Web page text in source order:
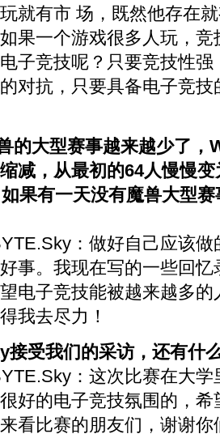
就有市 场，既然他存在
果一个游戏很多人玩，
子竞技呢？只要竞技性
对抗，只要具备电子竞
的大型赛事越来越少了，
减，从最初的64人慢慢
果有一天没有魔兽大型
：做好自己应该做
事。我现在写的一些回
电子竞技能被越来越多
我去尽力！
接受我们的采访，还有什
：这次比赛在大学
好的电子竞技氛围的，
看比赛的朋友们，谢谢